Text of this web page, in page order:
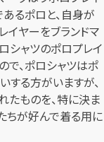
るポロと、自身が
イヤーをブランドマ
シャツのポロプレイ
で、ポロシャツはポ
する方がいますが、
たものを、特に決ま
ちが好んで着る用に